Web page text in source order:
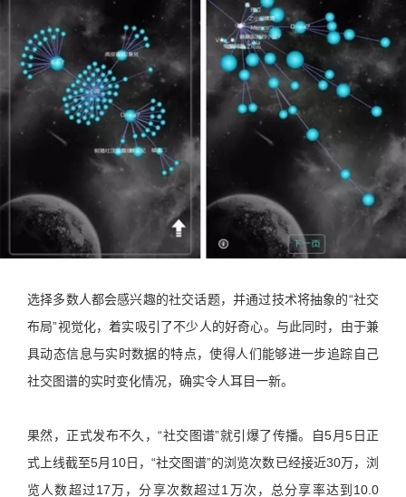
选择多数人都会感兴趣的社交话题，并通过技术将抽象的“社交
布局”视觉化，着实吸引了不少人的好奇心。与此同时，由于兼
具动态信息与实时数据的特点，使得人们能够进一步追踪自己
社交图谱的实时变化情况，确实令人耳目一新。
果然，正式发布不久，“社交图谱”就引爆了传播。自5月5日正
式上线截至5月10日，“社交图谱”的浏览次数已经接近30万，浏
览人数超过17万，分享次数超过1万次，总分享率达到10.0